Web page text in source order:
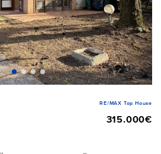
RE/MAX Top House
315.000€